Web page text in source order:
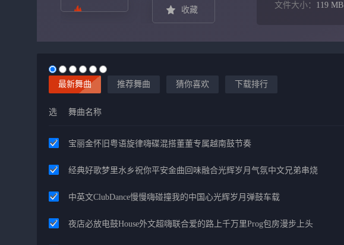
收藏
文件大小： 119 MB
最新舞曲 推荐舞曲 猜你喜欢 下载排行
选 舞曲名称
宝丽金怀旧粤语旋律嗨碟混搭董董专属越南鼓节奏
经典好歌梦里水乡祝你平安金曲回味融合光辉岁月气氛中文兄弟串烧
中英文ClubDance慢慢嗨碰撞我的中国心光辉岁月弹鼓车载
夜店必放电鼓House外文超嗨联合爱的路上千万里Prog包房漫步上头